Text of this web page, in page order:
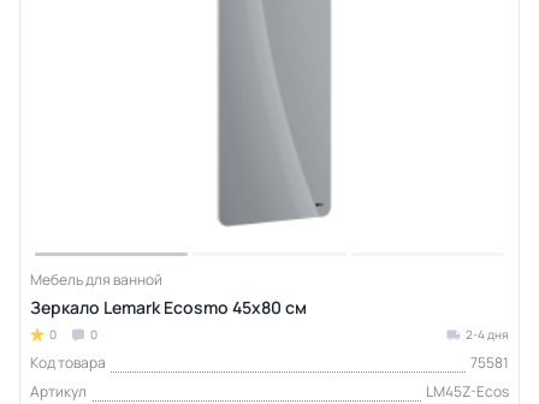
Мебель для ванной
Зеркало Lemark Ecosmo 45х80 см
0 0 2-4 дня
Код товара
75581
Артикул
LM45Z-Ecos